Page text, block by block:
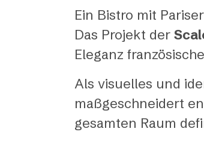
Ein Bistro mit
Das Projekt der
Eleganz
Als visuelles und
maßgeschneidert
gesamten Raum